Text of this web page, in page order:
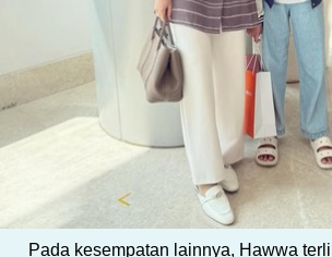
Pada kesempatan lainnya, Hawwa